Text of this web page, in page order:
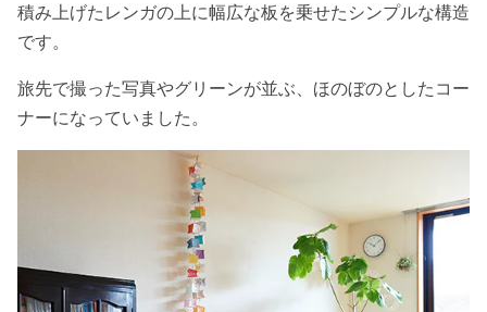
積み上げたレンガの上に幅広な板を乗せたシンプルな構造
です。
旅先で撮った写真やグリーンが並ぶ、ほのぼのとしたコー
ナーになっていました。